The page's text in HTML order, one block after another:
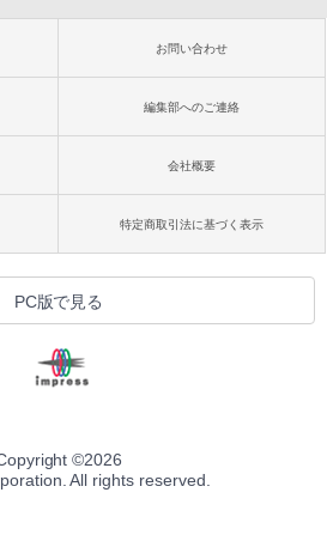
お問い合わせ
編集部へのご連絡
会社概要
特定商取引法に基づく表示
PC版で見る
©2026
All rights reserved.